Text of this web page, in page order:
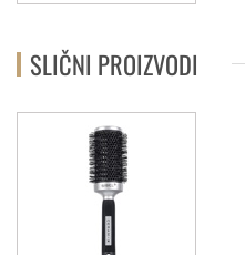
SLIČNI PROIZVODI